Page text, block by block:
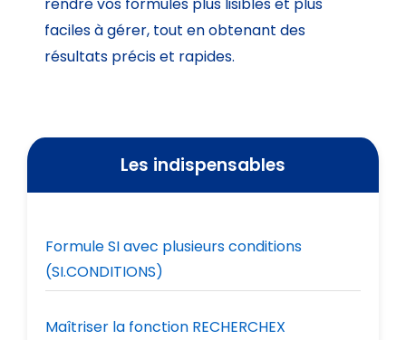
faciles à gérer, tout en obtenant des
résultats précis et rapides.
Les indispensables
Formule SI avec plusieurs conditions
(SI.CONDITIONS)
Maîtriser la fonction RECHERCHEX